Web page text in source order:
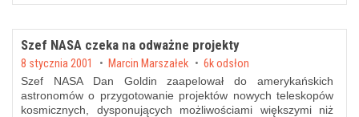
Szef NASA czeka na odważne projekty
Posted on
8 stycznia 2001 by Marcin Marszałek 6k odsłon
Szef NASA Dan Goldin zaapelował do amerykańskich
astronomów o przygotowanie projektów nowych teleskopów
kosmicznych, dysponujących możliwościami większymi niż